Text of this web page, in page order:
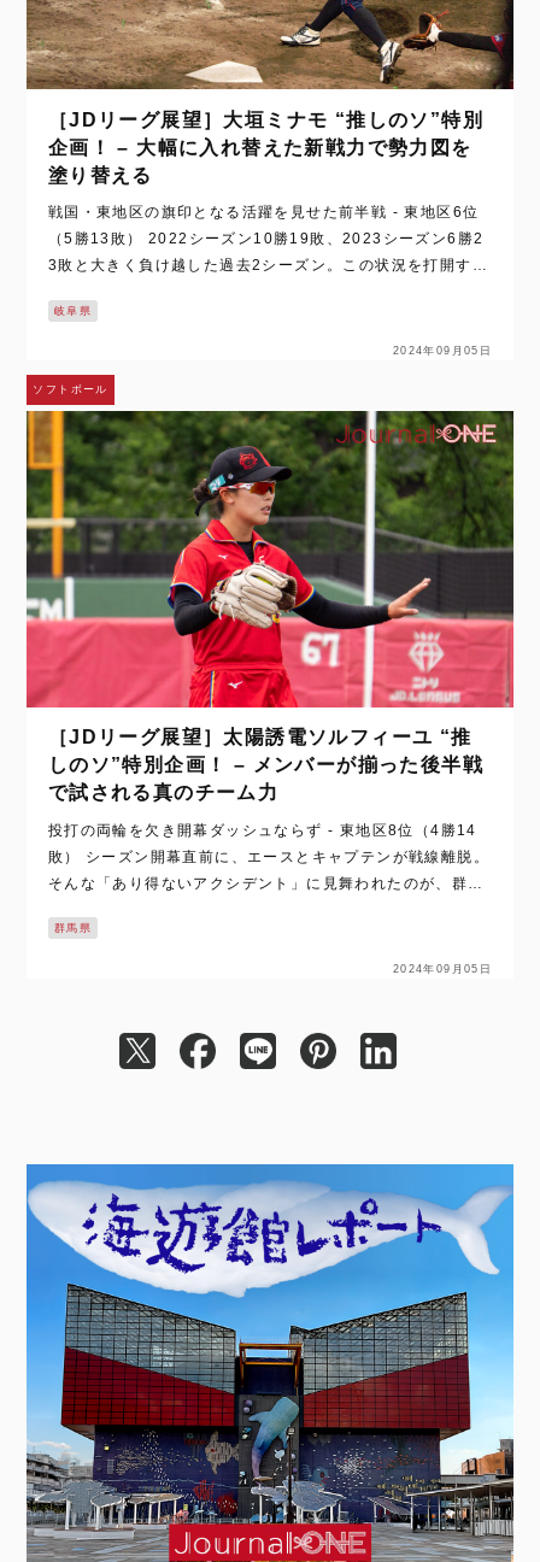
［JDリーグ展望］大垣ミナモ “推しのソ”特別
企画！ – 大幅に入れ替えた新戦力で勢力図を
塗り替える
戦国・東地区の旗印となる活躍を見せた前半戦 - 東地区6位
（5勝13敗） 2022シーズン10勝19敗、2023シーズン6勝2
3敗と大きく負け越した過去2シーズン。この状況を打開する
に外国人選手2名…
岐阜県
2024年09月05日
ソフトボール
［JDリーグ展望］太陽誘電ソルフィーユ “推
しのソ”特別企画！ – メンバーが揃った後半戦
で試される真のチーム力
投打の両輪を欠き開幕ダッシュならず - 東地区8位（4勝14
敗） シーズン開幕直前に、エースとキャプテンが戦線離脱。
そんな「あり得ないアクシデント」に見舞われたのが、群馬
オリンピックイヤーの今…
群馬県
2024年09月05日